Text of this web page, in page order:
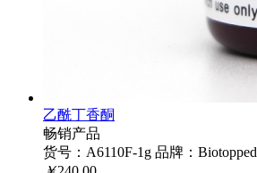
乙酰丁香酮
畅销产品
货号：A6110F-1g 品牌：Biotopped